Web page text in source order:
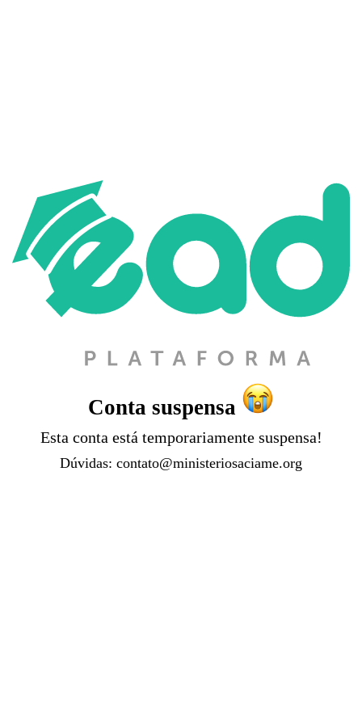
Conta suspensa
Esta conta está temporariamente suspensa!
Dúvidas: contato@ministeriosaciame.org